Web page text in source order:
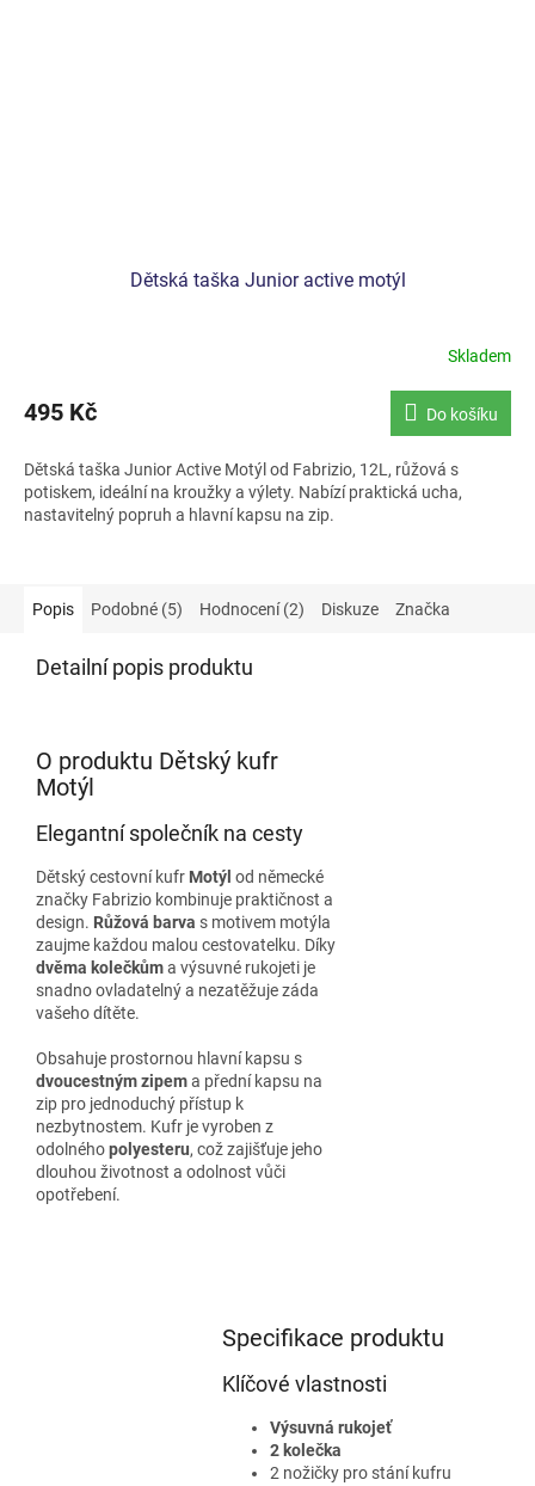
Dětská taška Junior active motýl
Skladem
495 Kč Do košíku
Dětská taška Junior Active Motýl od Fabrizio, 12L, růžová s
potiskem, ideální na kroužky a výlety. Nabízí praktická ucha,
nastavitelný popruh a hlavní kapsu na zip.
Popis Podobné (5) Hodnocení (2) Diskuze Značka
Detailní popis produktu
O produktu Dětský kufr
Motýl
Elegantní společník na cesty
Dětský cestovní kufr Motýl od německé
značky Fabrizio kombinuje praktičnost a
design. Růžová barva s motivem motýla
zaujme každou malou cestovatelku. Díky
dvěma kolečkůma výsuvné rukojeti je
snadno ovladatelný a nezatěžuje záda
vašeho dítěte.
Obsahuje prostornou hlavní kapsu s
dvoucestným zipema přední kapsu na
zip pro jednoduchý přístup k
nezbytnostem. Kufr je vyroben z
odolnéhopolyesteru, což zajišťuje jeho
dlouhou životnost a odolnost vůči
opotřebení.
Specifikace produktu
Klíčové vlastnosti
Výsuvná rukojeť
2 kolečka
2 nožičky pro stání kufru